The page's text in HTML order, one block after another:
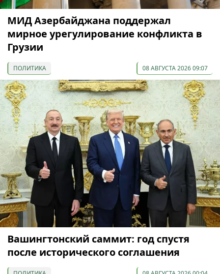
МИД Азербайджана поддержал
мирное урегулирование конфликта в
Грузии
ПОЛИТИКА 08 АВГУСТА 2026 09:07
Вашингтонский саммит: год спустя
после исторического соглашения